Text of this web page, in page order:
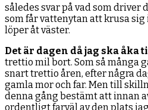
således svar på vad som driver
som får vattenytan att krusa sig
löper åt väster.
Det är dagen då jag ska åka
trettio mil bort. Som så många
snart trettio åren, efter några
gamla mor och far. Men till
denna gång bestämt att innan
ordentligt farväl av den plats